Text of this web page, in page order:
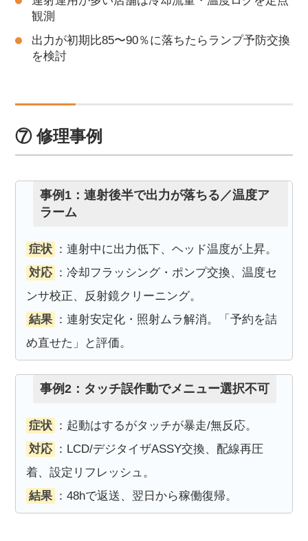
観測
出力が初期比85〜90％に落ちたらランプ予防交換
を検討
⑦ 修理事例
事例1：連射後半で出力が落ちる／温度ア
ラーム
症状 ：連射中に出力低下、ヘッド温度が上昇。
対応 ：冷却フラッシング・ポンプ交換、温度セ
ンサ校正、反射鏡クリーニング。
結果 ：連射安定化・照射ムラ解消。「予約を詰
め直せた」と評価。
事例2：タッチ誤作動でメニュー選択不可
症状 ：起動はするがタッチが暴走/無反応。
対応 ：LCD/デジタイザASSY交換、配線再圧
着、設定リフレッシュ。
結果 ：48hで返送、翌日から稼働復帰。